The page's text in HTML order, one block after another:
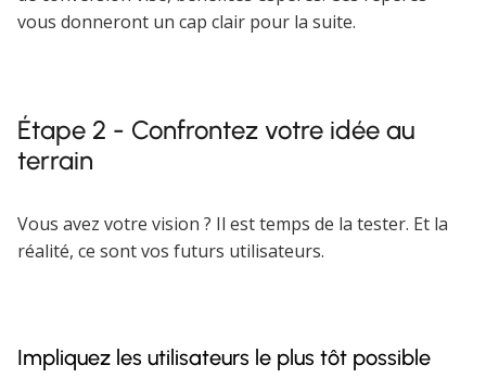
vous donneront un cap clair pour la suite.
Étape 2 - Confrontez votre idée au
terrain
Vous avez votre vision ? Il est temps de la tester. Et la
réalité, ce sont vos futurs utilisateurs.
Impliquez les utilisateurs le plus tôt possible